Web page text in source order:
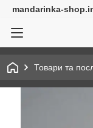
mandarinka-
Товари та